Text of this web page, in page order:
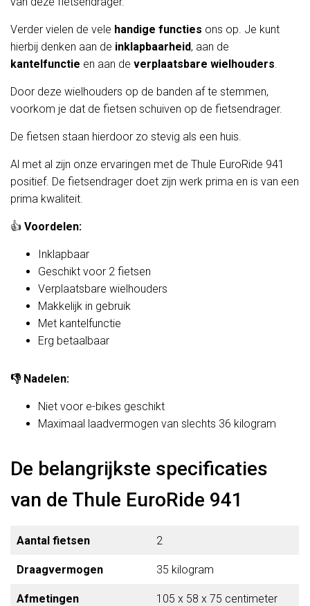
Verder vielen de vele handige functies ons op. Je kunt
hierbij denken aan de inklapbaarheid, aan de
kantelfunctie en aan de verplaatsbare wielhouders.
Door deze wielhouders op de banden af te stemmen,
voorkom je dat de fietsen schuiven op de fietsendrager.
De fietsen staan hierdoor zo stevig als een huis.
Al met al zijn onze ervaringen met de Thule EuroRide 941
positief. De fietsendrager doet zijn werk prima en is van een
prima kwaliteit.
👍 Voordelen:
Inklapbaar
Geschikt voor 2 fietsen
Verplaatsbare wielhouders
Makkelijk in gebruik
Met kantelfunctie
Erg betaalbaar
👎Nadelen:
Niet voor e-bikes geschikt
Maximaal laadvermogen van slechts 36 kilogram
De belangrijkste specificaties
van de Thule EuroRide 941
Aantal fietsen 2
Draagvermogen 35 kilogram
Afmetingen 105 x 58 x 75 centimeter